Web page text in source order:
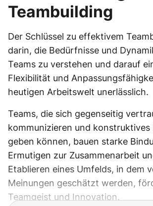
Teambuilding
Der Schlüssel zu effektivem
darin, die Bedürfnisse und
Teams zu verstehen und darauf
Flexibilität und
heutigen Arbeitswelt unerlässlich.
Teams, die sich gegenseitig
kommunizieren und konstruktives
geben können, bauen starke
Ermutigen zur Zusammenarbeit
Etablieren eines Umfelds, in dem
Meinungen geschätzt werden,
Teamgeist und Innovation.